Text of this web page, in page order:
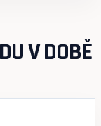
V DOBĚ